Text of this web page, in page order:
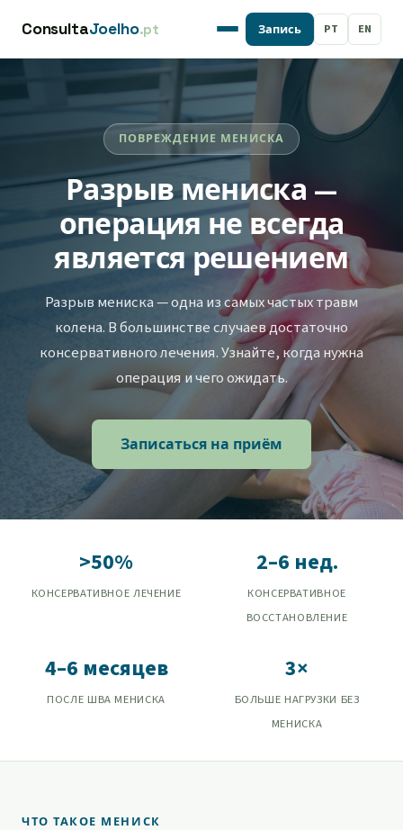
ConsultaJoelho.pt Запись PT EN
ПОВРЕЖДЕНИЕ МЕНИСКА
Разрыв мениска —
операция не всегда
является решением
Разрыв мениска — одна из самых частых травм
колена. В большинстве случаев достаточно
консервативного лечения. Узнайте, когда нужна
операция и чего ожидать.
Записаться на приём
>50%
КОНСЕРВАТИВНОЕ ЛЕЧЕНИЕ
2–6 нед.
КОНСЕРВАТИВНОЕ
ВОССТАНОВЛЕНИЕ
4–6 месяцев
ПОСЛЕ ШВА МЕНИСКА
3×
БОЛЬШЕ НАГРУЗКИ БЕЗ
МЕНИСКА
ЧТО ТАКОЕ МЕНИСК